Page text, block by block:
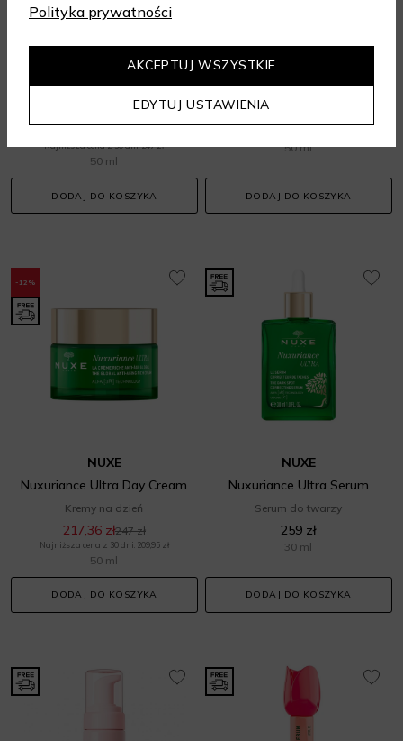
Nuxuriance Ultra Anti-Aging Cream
Kremy do twarzy
222,30 zł
Najniższa cena z 30 dni: 247 zł
50 ml
DODAJ DO KOSZYKA
Nuxuriance Ultra Night Cream
Kremy na noc
247 zł
50 ml
DODAJ DO KOSZYKA
-12%
NUXE
Nuxuriance Ultra Day Cream
Kremy na dzień
217,36 zł247 zł
Najniższa cena z 30 dni: 209,95 zł
50 ml
DODAJ DO KOSZYKA
NUXE
Nuxuriance Ultra Serum
Serum do twarzy
259 zł
30 ml
DODAJ DO KOSZYKA
Polityka prywatności
EDYTUJ USTAWIENIA
AKCEPTUJ WSZYSTKIE